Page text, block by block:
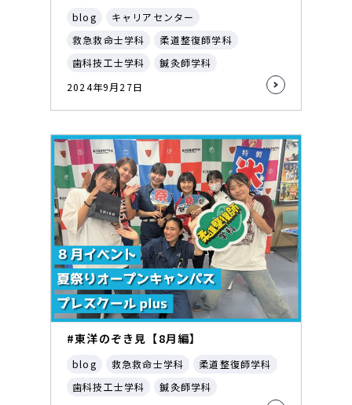
blog
キャリアセンター
救急救命士学科
柔道整復師学科
歯科技工士学科
鍼灸師学科
2024年9月27日
#東洋のぞき見【8月編】
blog 救急救命士学科
柔道整復師学科
歯科技工士学科
鍼灸師学科